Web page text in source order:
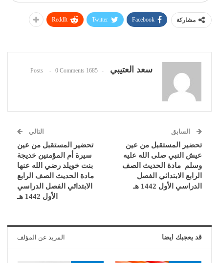
مشاركة Facebook
Twitter
ReddIt
سعد العتيبي 1685 Posts
0 Comments
السابق
تحضير المستقبل من عين
عيش النبي صلى الله عليه
وسلم مادة الحديث الصف
الرابع الابتدائي الفصل
الدراسي الأول 1442 هـ
التالي
تحضير المستقبل من عين
سيرة أم المؤمنين خديجة
بنت خويلد رضي الله عنها
مادة الحديث الصف الرابع
الابتدائي الفصل الدراسي
الأول 1442 هـ
قد يعجبك ايضا المزيد عن المؤلف